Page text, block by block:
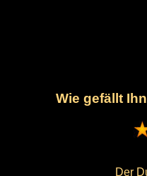
Wie gefällt
Der